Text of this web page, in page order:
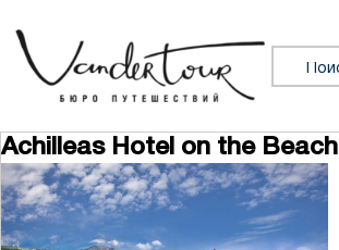
Искать:
Achilleas Hotel on the Beach